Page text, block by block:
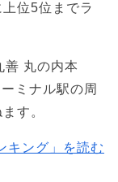
位5位までラ
丸の内本
ミナル駅の周
す。
キング」を読む